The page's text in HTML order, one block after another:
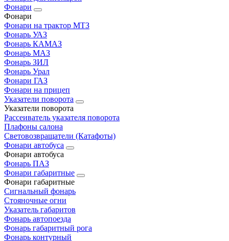
Фонари
Фонари
Фонари на трактор МТЗ
Фонарь УАЗ
Фонарь КАМАЗ
Фонарь МАЗ
Фонарь ЗИЛ
Фонарь Урал
Фонари ГАЗ
Фонари на прицеп
Указатели поворота
Указатели поворота
Рассеиватель указателя поворота
Плафоны салона
Световозвращатели (Катафоты)
Фонари автобуса
Фонари автобуса
Фонарь ПАЗ
Фонари габаритные
Фонари габаритные
Сигнальный фонарь
Стояночные огни
Указатель габаритов
Фонарь автопоезда
Фонарь габаритный рога
Фонарь контурный